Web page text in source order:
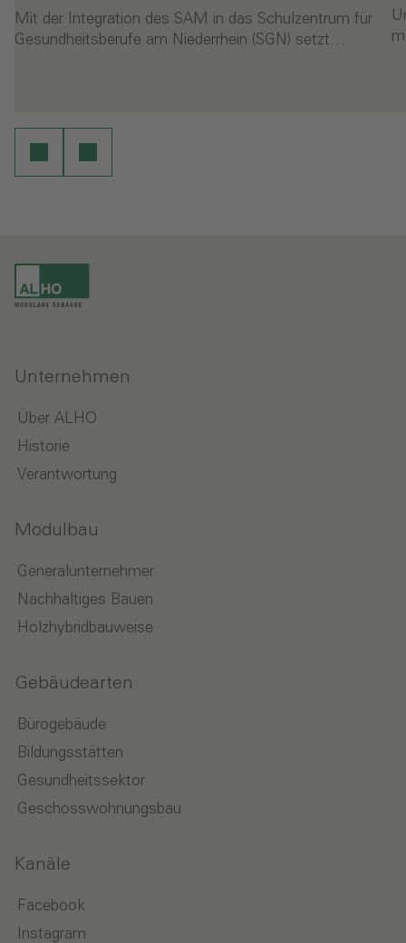
Mit der Integration des SAM in das Schulzentrum für
Gesundheitsberufe am Niederrhein (SGN) setzt…
Unternehmen
Über ALHO
Historie
Verantwortung
Modulbau
Generalunternehmer
Nachhaltiges Bauen
Holzhybridbauweise
Gebäudearten
Bürogebäude
Bildungsstätten
Gesundheitssektor
Geschosswohnungsbau
Kanäle
Facebook
Instagram